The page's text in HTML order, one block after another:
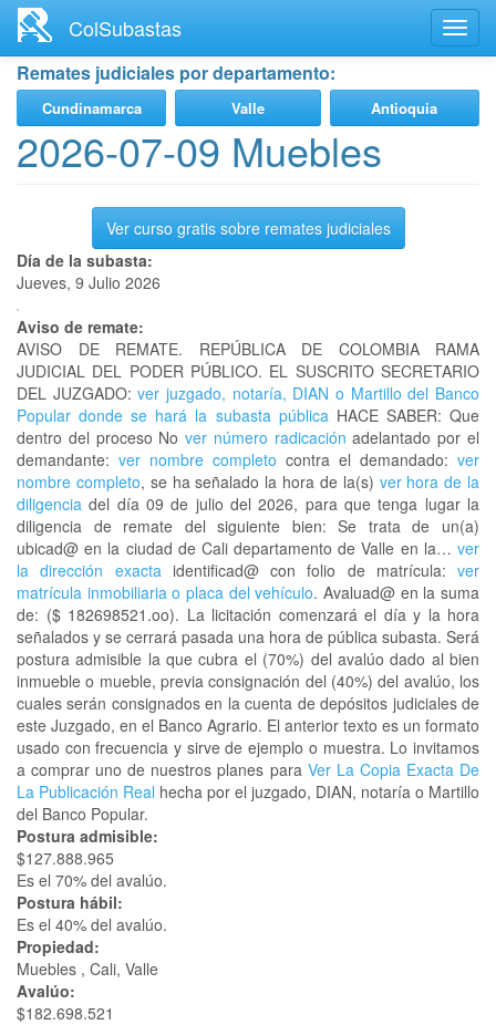
contenido
principal
ColSubastas
Remates judiciales por departamento:
Cundinamarca Valle Antioquia
2026-07-09 Muebles
Ver curso gratis sobre remates judiciales
Día de la subasta:
Jueves, 9 Julio 2026
Aviso de remate:
AVISO DE REMATE. REPÚBLICA DE COLOMBIA RAMA
JUDICIAL DEL PODER PÚBLICO. EL SUSCRITO SECRETARIO
DEL JUZGADO: ver juzgado, notaría, DIAN o Martillo del Banco
Popular donde se hará la subasta públicaHACE SABER: Que
dentro del proceso Nover número radicación adelantado por el
demandante: ver nombre completo contra el demandado: ver
nombre completo, se ha señalado la hora de la(s) ver hora de la
diligencia del día 09 de julio del 2026, para que tenga lugar la
diligencia de remate del siguiente bien: Se trata de un(a)
ubicad@ en la ciudad de Cali departamento de Valle en la… ver
la dirección exactaidentificad@ con folio de matrícula: ver
matrícula inmobiliaria o placa del vehículo. Avaluad@ en la suma
de: ($ 182698521.oo). La licitación comenzará el día y la hora
señalados y se cerrará pasada una hora de pública subasta. Será
postura admisible la que cubra el (70%) del avalúo dado al bien
inmueble o mueble, previa consignación del (40%) del avalúo, los
cuales serán consignados en la cuenta de depósitos judiciales de
este Juzgado, en el Banco Agrario. El anterior texto es un formato
usado con frecuencia y sirve de ejemplo o muestra. Lo invitamos
a comprar uno de nuestros planes para Ver La Copia Exacta De
La Publicación Real hecha por el juzgado, DIAN, notaría o Martillo
del Banco Popular.
Postura admisible:
$127.888.965
Es el 70% del avalúo.
Postura hábil:
Es el 40% del avalúo.
Propiedad:
Muebles , Cali, Valle
Avalúo:
$182.698.521